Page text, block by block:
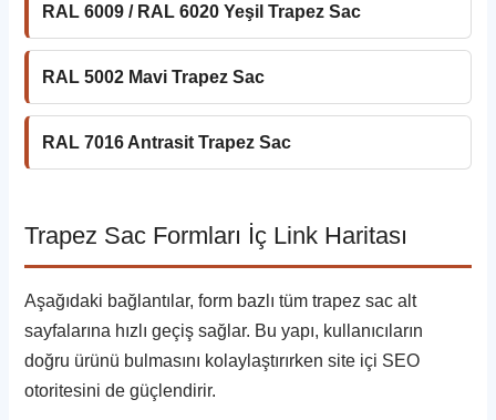
RAL 6009 / RAL 6020 Yeşil Trapez Sac
RAL 5002 Mavi Trapez Sac
RAL 7016 Antrasit Trapez Sac
Trapez Sac Formları İç Link Haritası
Aşağıdaki bağlantılar, form bazlı tüm trapez sac alt
sayfalarına hızlı geçiş sağlar. Bu yapı, kullanıcıların
doğru ürünü bulmasını kolaylaştırırken site içi SEO
otoritesini de güçlendirir.